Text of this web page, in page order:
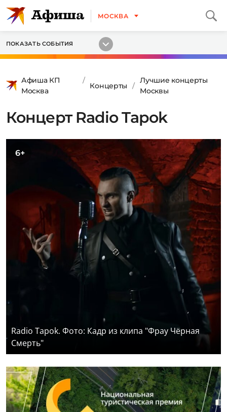
МОСКВА
ПОКАЗАТЬ СОБЫТИЯ
Афиша КП
Москва
Концерты
Лучшие концерты
Москвы
Концерт Radio Tapok
6+
Radio Tapok. Фото: Кадр из клипа "Фрау Чёрная
Смерть"